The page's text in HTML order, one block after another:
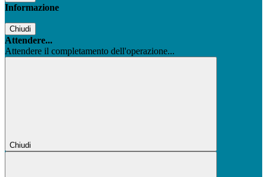
Informazione
Chiudi
Attendere...
Attendere il completamento dell'operazione...
Chiudi